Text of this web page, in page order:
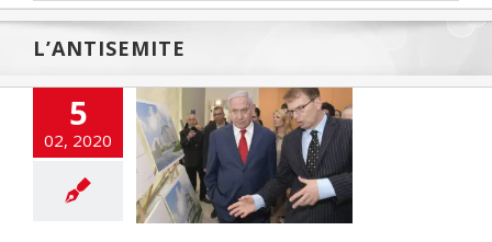
L’ANTISEMITE
5
02, 2020
APRÈS
A LA UNE